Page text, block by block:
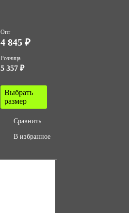
Опт
4 845 ₽
Розница
5 357 ₽
Выбрать
размер
Сравнить
В избранное